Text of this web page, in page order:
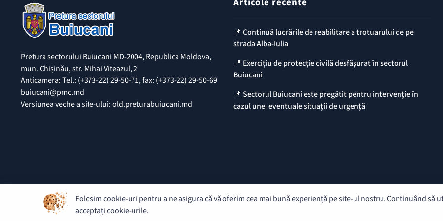
Pretura sectorului Buiucani MD-2004, Republica Moldova,
mun. Chișinău, str. Mihai Viteazul, 2
Anticamera: Tel.: (+373-22) 29-50-71, fax: (+373-22) 29-50-69
buiucani@pmc.md
Versiunea veche a site-ului: old.preturabuiucani.md
Articole recente
📌 Continuă lucrările de reabilitare a trotuarului de pe
strada Alba-Iulia
📍 Exercițiu de protecție civilă desfășurat în sectorul
Buiucani
📌 Sectorul Buiucani este pregătit pentru intervenție în
cazul unei eventuale situații de urgență
© 2026 Pretura Buiucani - Toate drepturile rezervate.
Folosim cookie-uri pentru a ne asigura că vă oferim cea mai bună experiență pe site-ul nostru. Continuând să
acceptați cookie-urile.